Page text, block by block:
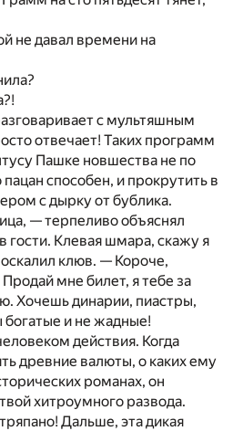
не давал времени на
с мультяшным
отвечает! Таких программ
Пашке новшества не по
способен, и прокрутить в
с дырку от бублика.
— терпеливо объяснял
гости. Клевая шмара, скажу я
клюв. — Короче,
мне билет, я тебе за
Хочешь динарии, пиастры,
и не жадные!
действия. Когда
древние валюты, о каких ему
романах, он
хитроумного развода.
Дальше, эта дикая